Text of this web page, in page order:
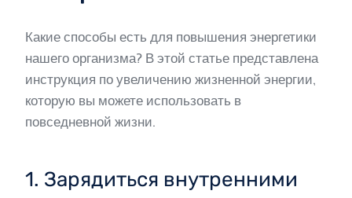
Какие способы есть для повышения энергетики
нашего организма? В этой статье представлена
инструкция по увеличению жизненной энергии,
которую вы можете использовать в
повседневной жизни.
1. Зарядиться внутренними